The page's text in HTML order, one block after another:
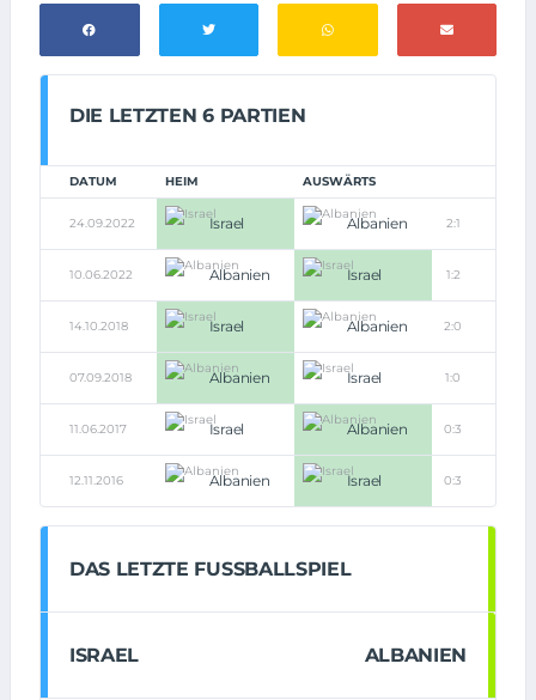
DIE LETZTEN 6 PARTIEN
DATUM HEIM AUSWÄRTS
24.09.2022 Israel Albanien 2:1
10.06.2022 Albanien Israel 1:2
14.10.2018 Israel Albanien 2:0
07.09.2018 Albanien Israel 1:0
11.06.2017 Israel Albanien 0:3
12.11.2016 Albanien Israel 0:3
DAS LETZTE FUSSBALLSPIEL
ISRAEL ALBANIEN